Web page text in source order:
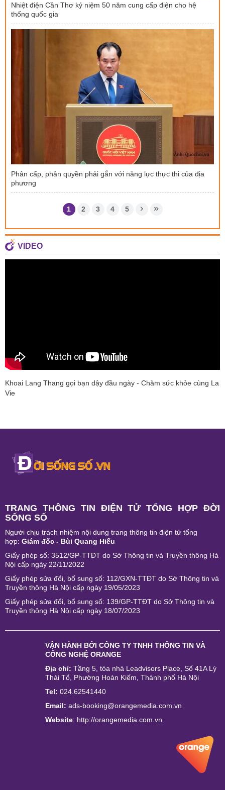
Nhiệt điện Cần Thơ kỷ niệm 50 năm cung cấp điện cho hệ
thống quốc gia
Phân cấp, phân quyền phải gắn với năng lực thực thi của địa
phương
1 2 3 4 5
VIDEO
Khoai Lang Thang gọi bạn dậy đầu ngày - Chăm sức khỏe cùng La
Vie
TRANG THÔNG TIN ĐIỆN TỬ TỔNG HỢP ĐỜI
SỐNG SỐ
Người chịu trách nhiệm nội dung trang thông tin điện tử tổng
hợp: Giám đốc - Bùi Quang Hiếu
Giấy phép số: 3512/GP-TTĐT do Sở Thông tin và Truyền thông Hà
Nội cấp ngày 22/11/2022
Giấy phép sửa đổi, bổ sung số: 112/GXN-TTĐT do Sở Thông tin và
Truyền thông Hà Nội cấp ngày 19/05/2023
Giấy phép sửa đổi, bổ sung số: 139/GP-TTĐT do Sở Thông tin và
Truyền thông Hà Nội cấp ngày 18/07/2023
VẬN HÀNH BỞI CÔNG TY TNHH THÔNG TIN VÀ
CÔNG NGHỆ ORANGE
Địa chỉ: Tầng 5, tòa nhà Leadvisors Place, Số 41A Lý
Thái Tổ, Phường Hoàn Kiếm, Thành phố Hà Nội
Tel: 024.62541440
Email: ads-booking@orangemedia.com.vn
Website: http://orangemedia.com.vn